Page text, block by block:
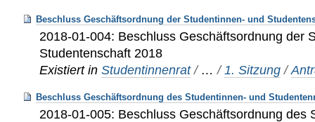
Beschluss Geschäftsordnung der Studentinnen- und
2018-01-004: Beschluss Geschäftsordnung der
Studentenschaft 2018
Existiert in Studentinnenrat / …/ 1. Sitzung /
Beschluss Geschäftsordnung des Studentinnen- und
2018-01-005: Beschluss Geschäftsordnung des